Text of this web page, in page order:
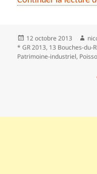
Publié
le
12 octobre 2013
* GR 2013, 13 Bouches-du-
Patrimoine-industriel,